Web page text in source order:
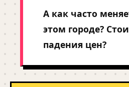
А как часто
этом городе?
падения цен?